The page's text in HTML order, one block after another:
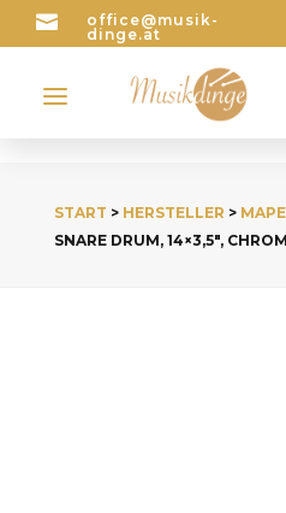

office@musik-
dinge.at
a
START > HERSTELLER >
SNARE DRUM, 14×3,5″,